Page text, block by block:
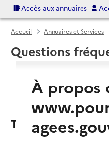
Accès aux annuaires
Accueil Annuaires et Services
Questions
Thèmes
Tout (37)
À propos